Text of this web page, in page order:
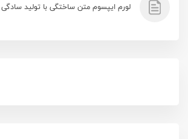
لورم ایپسوم متن ساختگی با تولید سادگی